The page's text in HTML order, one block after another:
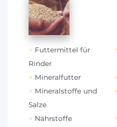
Futtermittel für
Rinder
Mineralfutter
Mineralstoffe und
Salze
Nährstoffe